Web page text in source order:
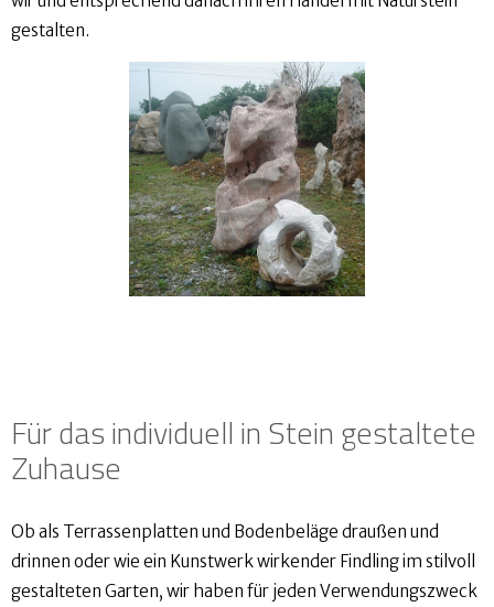
gestalten.
Für das individuell in Stein gestaltete
Zuhause
Ob als Terrassenplatten und Bodenbeläge draußen und
drinnen oder wie ein Kunstwerk wirkender Findling im stilvoll
gestalteten Garten, wir haben für jeden Verwendungszweck